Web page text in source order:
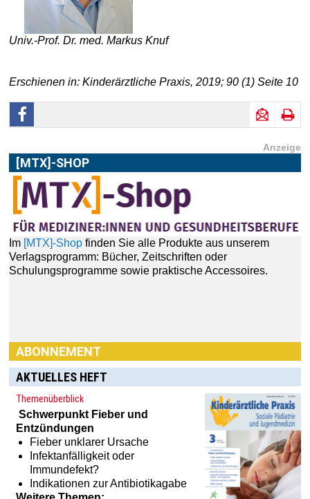
Univ.-Prof. Dr. med. Markus Knuf
Erschienen in: Kinderärztliche Praxis, 2019; 90 (1) Seite 10
Anzeige
[MTX]-SHOP
Im
finden Sie alle Produkte aus unserem
Verlagsprogramm: Bücher, Zeitschriften oder
Schulungsprogramme sowie praktische Accessoires.
Haben Sie Interesse an einem Abonnement? Dann klicken
Sie einfach hier:[MTX]-Shop
AKTUELLES HEFT
Themenüberblick
Schwerpunkt Fieber und
Entzündungen
Fieber unklarer Ursache
Infektanfälligkeit oder
Immundefekt?
Indikationen zur Antibiotikagabe